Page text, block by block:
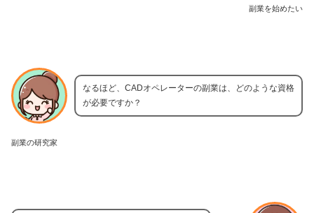
副業を始めたい
副業の研究家
なるほど、CADオペレーターの副業は、どのような資格
が必要ですか？